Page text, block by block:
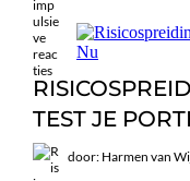
TEST JE
door: Harmen van